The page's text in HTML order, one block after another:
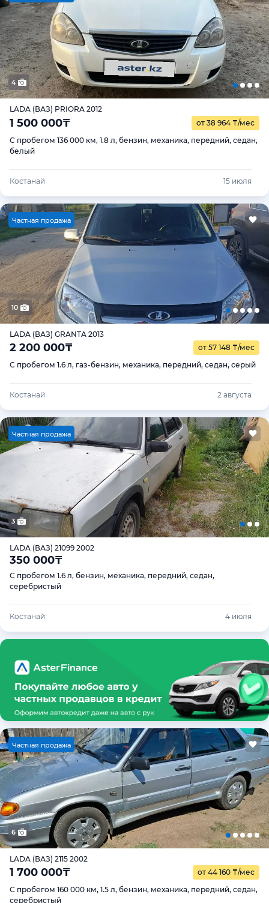
4
LADA (ВАЗ) PRIORA 2012
1 500 000₸ от 38 964 ₸/мес
С пробегом 136 000 км, 1.8 л, бензин, механика, передний, седан,
белый
Костанай 15 июля
Частная продажа
10
LADA (ВАЗ) GRANTA 2013
2 200 000₸ от 57 148 ₸/мес
С пробегом 1.6 л, газ-бензин, механика, передний, седан, серый
Костанай 2 августа
Частная продажа
3
LADA (ВАЗ) 21099 2002
350 000₸
С пробегом 1.6 л, бензин, механика, передний, седан,
серебристый
Костанай 4 июля
Частная продажа
6
LADA (ВАЗ) 2115 2002
1 700 000₸ от 44 160 ₸/мес
С пробегом 160 000 км, 1.5 л, бензин, механика, передний, седан,
серебристый